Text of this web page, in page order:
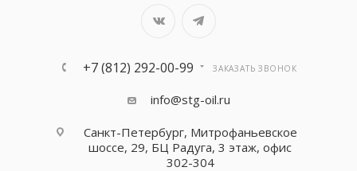
+7 (812) 292-00-99 ЗАКАЗАТЬ ЗВОНОК
info@stg-oil.ru
Санкт-Петербург, Митрофаньевское
шоссе, 29, БЦ Радуга, 3 этаж, офис
302-304